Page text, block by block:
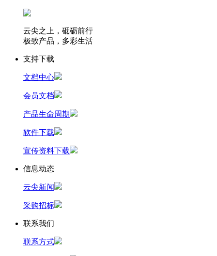
云尖之上，砥砺前行
极致产品，多彩生活
支持下载
文档中心
会员文档
产品生命周期
软件下载
宣传资料下载
信息动态
云尖新闻
采购招标
联系我们
联系方式